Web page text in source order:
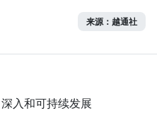
来源：越通社
入和可持续发展